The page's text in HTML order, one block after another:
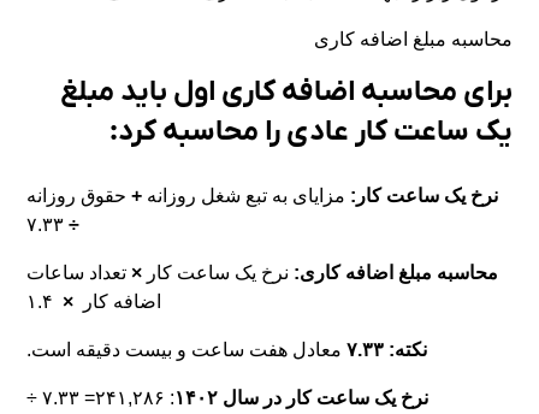
محاسبه مبلغ اضافه کاری
برای محاسبه اضافه کاری اول باید مبلغ
یک ساعت کار عادی را محاسبه کرد:
نرخ یک ساعت کار: مزایای به تبع شغل روزانه +حقوق روزانه
÷۷.۳۳
محاسبه مبلغ اضافه کاری: نرخ یک ساعت کار ×تعداد ساعات
اضافه کار ×
نکته: ۷.۳۳ معادل هفت ساعت و بیست دقیقه است.
نرخ یک ساعت کار در سال ۱۴۰۲
: ۲۴۱,۲۸۶= ۷.۳۳ ÷